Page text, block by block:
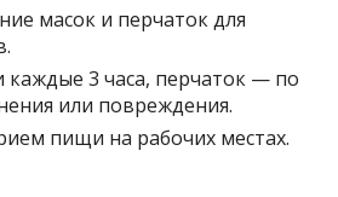
масок и перчаток для
каждые 3 часа, перчаток — по
или повреждения.
пищи на рабочих местах.